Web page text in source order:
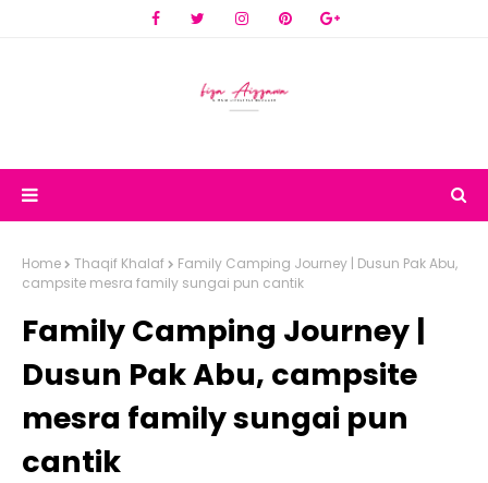
Home Thaqif Khalaf
Family Camping Journey | Dusun Pak Abu,
campsite mesra family sungai pun cantik
Family Camping Journey |
Dusun Pak Abu, campsite
mesra family sungai pun
cantik